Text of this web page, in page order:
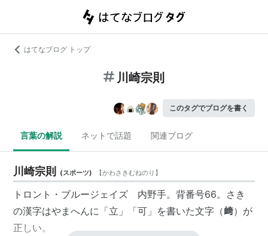
はてなブログ トップ
川崎宗則
このタグでブログを書く
言葉の解説 ネットで話題 関連ブログ
川崎宗則 (スポーツ) 【かわさきむねのり 】
トロント・ブルージェイズ 内野手。背番号66。さき
の漢字はやまへんに「立」「可」を書いた文字（﨑）が
正しい。